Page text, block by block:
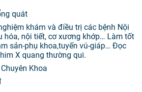
quát
khám và điều trị các bệnh Nội
hóa, nội tiết, cơ xương khớp… Làm tốt
sản-phụ khoa,tuyến vú-giáp… Đọc
X quang thường qui.
Khoa